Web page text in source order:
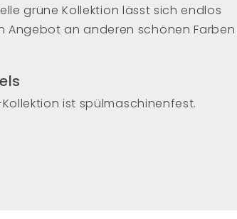
grüne Kollektion lässt sich endlos
Angebot an anderen schönen Farben
Kollektion ist spülmaschinenfest.